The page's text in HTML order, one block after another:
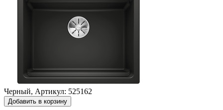
Черный, Артикул: 525162
Добавить в корзину